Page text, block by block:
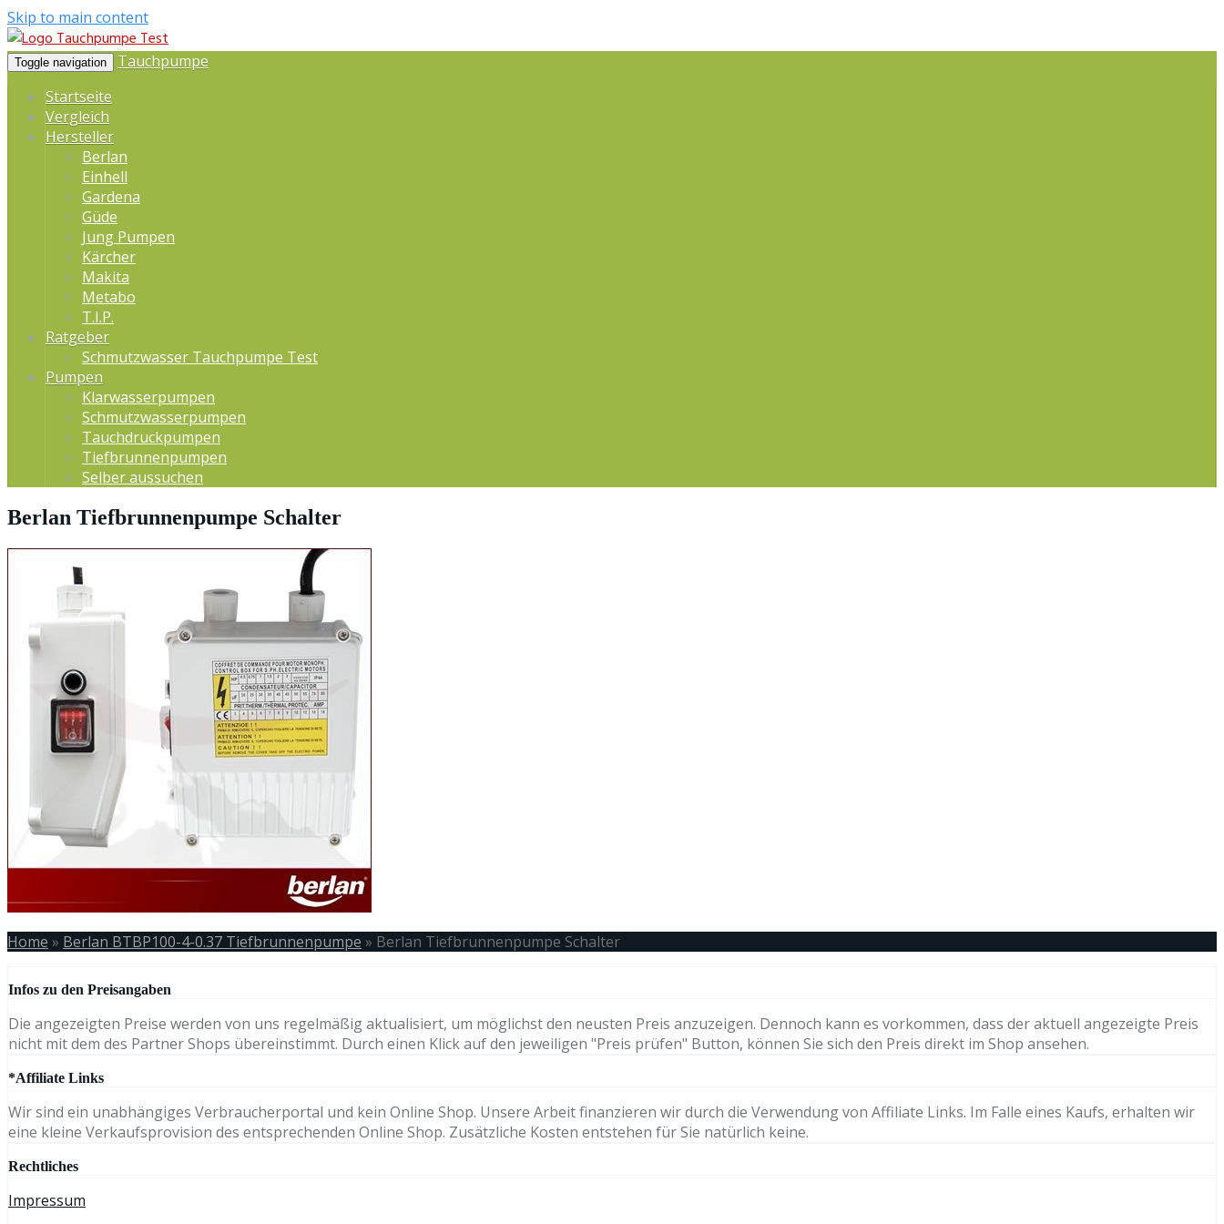
Skip to main content
Toggle navigation
Tauchpumpe
Startseite
Vergleich
Hersteller
Berlan
Einhell
Gardena
Güde
Jung Pumpen
Kärcher
Makita
Metabo
T.I.P.
Ratgeber
Schmutzwasser Tauchpumpe Test
Pumpen
Klarwasserpumpen
Schmutzwasserpumpen
Tauchdruckpumpen
Tiefbrunnenpumpen
Selber aussuchen
Berlan Tiefbrunnenpumpe Schalter
Home » Berlan BTBP100-4-0.37 Tiefbrunnenpumpe » Berlan Tiefbrunnenpumpe Schalter
Infos zu den Preisangaben
Die angezeigten Preise werden von uns regelmäßig aktualisiert, um möglichst den neusten Preis anzuzeigen. Dennoch kann es vorkommen, dass der aktuell angezeigte Preis
nicht mit dem des Partner Shops übereinstimmt. Durch einen Klick auf den jeweiligen "Preis prüfen" Button, können Sie sich den Preis direkt im Shop ansehen.
*Affiliate Links
Wir sind ein unabhängiges Verbraucherportal und kein Online Shop. Unsere Arbeit finanzieren wir durch die Verwendung von Affiliate Links. Im Falle eines Kaufs, erhalten wir
eine kleine Verkaufsprovision des entsprechenden Online Shop. Zusätzliche Kosten entstehen für Sie natürlich keine.
Rechtliches
Impressum